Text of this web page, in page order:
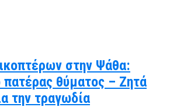
στην Ψάθα:
πατέρας θύματος – Ζητά
την τραγωδία